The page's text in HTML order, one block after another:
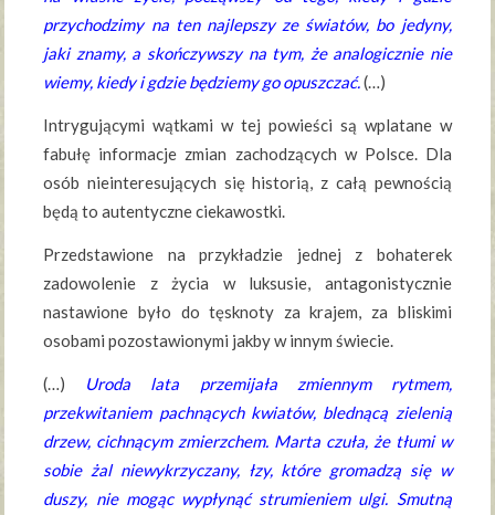
przychodzimy na ten najlepszy ze światów, bo jedyny,
jaki znamy, a skończywszy na tym, że analogicznie nie
wiemy, kiedy i gdzie będziemy go opuszczać.(…)
Intrygującymi wątkami w tej powieści są wplatane w
fabułę informacje zmian zachodzących w Polsce. Dla
osób nieinteresujących się historią, z całą pewnością
będą to autentyczne ciekawostki.
Przedstawione na przykładzie jednej z bohaterek
zadowolenie z życia w luksusie, antagonistycznie
nastawione było do tęsknoty za krajem, za bliskimi
osobami pozostawionymi jakby w innym świecie.
(…) Uroda lata przemijała zmiennym rytmem,
przekwitaniem pachnących kwiatów, blednącą zielenią
drzew, cichnącym zmierzchem. Marta czuła, że tłumi w
sobie żal niewykrzyczany, łzy, które gromadzą się w
duszy, nie mogąc wypłynąć strumieniem ulgi. Smutną